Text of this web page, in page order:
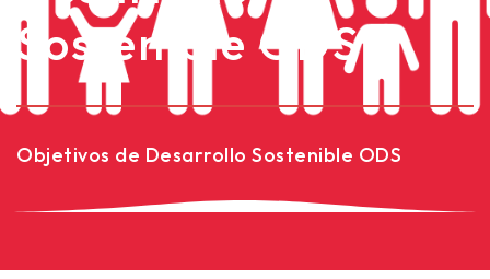
Sostenible ODS
Objetivos de Desarrollo Sostenible ODS